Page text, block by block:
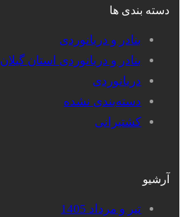
دسته بندی ها
بنادر و دریانوردی
بنادر و دریانوردی استان گیلان
دریانوردی
دسته‌بندی نشده
کشتیرانی
آرشیو
تیر و مرداد 1405